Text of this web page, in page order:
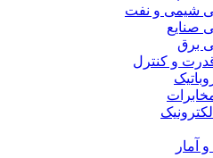
شیمی و نفت
صنایع
برق
و کنترل
آمار